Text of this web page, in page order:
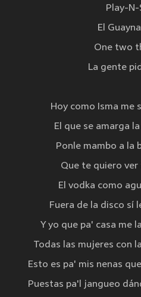
Play-N-
El
One two
La gente
Hoy como Isma me
El que se amarga
Ponle mambo a la
Que te quiero ver
El vodka como
Fuera de la disco sí
Y yo que pa' casa me
Todas las mujeres con
Esto es pa' mis nenas
Puestas pa'l jangueo